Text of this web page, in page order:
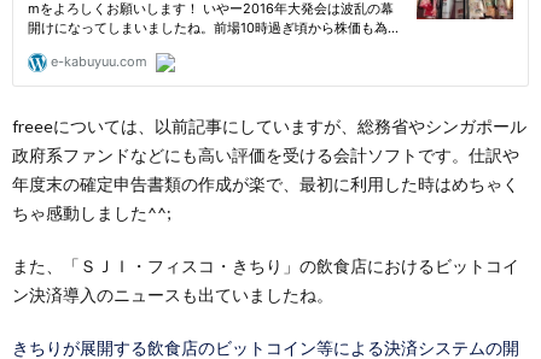
freeeについては、以前記事にしていますが、総務省やシンガポール
政府系ファンドなどにも高い評価を受ける会計ソフトです。仕訳や
年度末の確定申告書類の作成が楽で、最初に利用した時はめちゃく
ちゃ感動しました^^;
また、「ＳＪＩ・フィスコ・きちり」の飲食店におけるビットコイ
ン決済導入のニュースも出ていましたね。
きちりが展開する飲食店のビットコイン等による決済システムの開